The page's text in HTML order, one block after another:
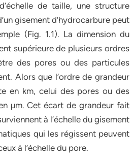
de taille, une structure
gisement d’hydrocarbure peut
(Fig. 1.1). La dimension du
supérieure de plusieurs ordres
des pores ou des particules
Alors que l’ordre de grandeur
en km, celui des pores ou des
µm. Cet écart de grandeur fait
à l’échelle du gisement
qui les régissent peuvent
à l’échelle du pore.